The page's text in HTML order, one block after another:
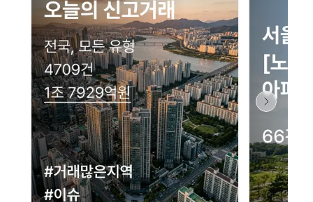
네이버 지도 연결 안내
현재 네이버 지도 연결이 원활하지 않아 지도를 불러올 수 없습니다.
이용에 불편을 드려 죄송합니다.
다시 시도